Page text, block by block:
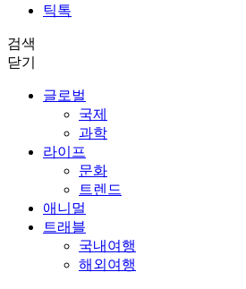
틱톡
검색
닫기
글로벌
국제
과학
라이프
문화
트렌드
애니멀
트래블
국내여행
해외여행